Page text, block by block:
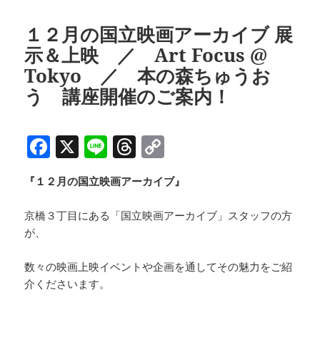
o
o
k
s n
k
１２月の国立映画アーカイブ 展
示＆上映 ／ Art Focus @
Tokyo ／ 本の森ちゅうお
う 講座開催のご案内！
F
a
c
e
o
o
X Li
n
e
T
h
re
a
s
o
p
y
n
『１２月の国立映画アーカイブ』
京橋３丁目にある「国立映画アーカイブ」スタッフの方
が、
数々の映画上映イベントや企画を通してその魅力をご紹
介くださいます。